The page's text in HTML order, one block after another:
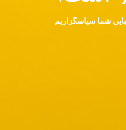
شما سپاسگزاریم